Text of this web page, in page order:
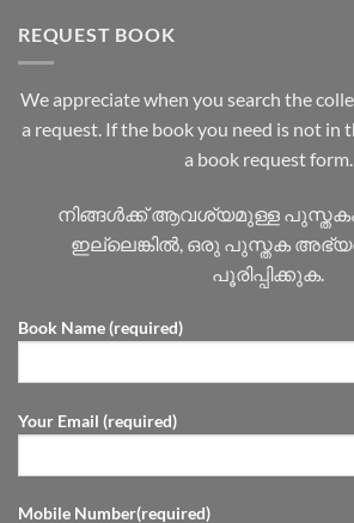
REQUEST BOOK
We appreciate when you search the
a request. If the book you need is not in
a book request form.
നിങ്ങൾക്ക് ആവശ്യമുള്ള
ഇല്ലെങ്കിൽ, ഒരു പുസ്തക
പൂരിപ്പിക്കുക.
Book Name (required)
Your Email (required)
Mobile Number(required)